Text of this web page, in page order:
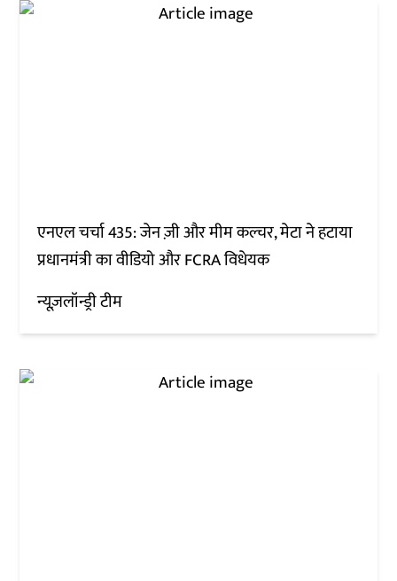
एनएल चर्चा 435: जेन ज़ी और मीम कल्चर, मेटा ने हटाया
प्रधानमंत्री का वीडियो और FCRA विधेयक
न्यूज़लॉन्ड्री टीम